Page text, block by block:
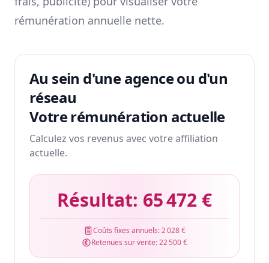
rémunération annuelle nette.
Au sein d'une agence ou d'un
réseau
Votre rémunération actuelle
Calculez vos revenus avec votre affiliation
actuelle.
Résultat: 65 472 €
Coûts fixes annuels:2 028 €
Retenues sur vente:22 500 €